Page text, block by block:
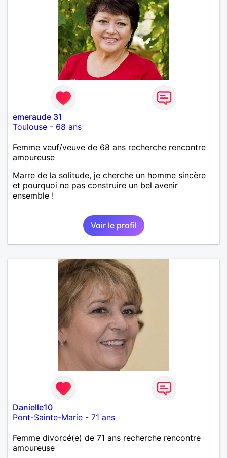
emeraude 31
Toulouse - 68 ans
Femme veuf/veuve de 68 ans recherche rencontre
amoureuse
Marre de la solitude, je cherche un homme sincère
et pourquoi ne pas construire un bel avenir
ensemble !
Voir le profil
Danielle10
Pont-Sainte-Marie - 71 ans
Femme divorcé(e) de 71 ans recherche rencontre
amoureuse